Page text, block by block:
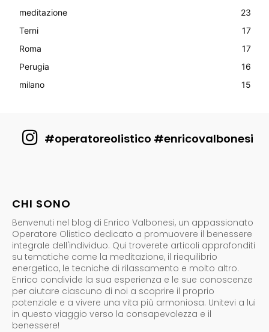
meditazione
23
Terni
17
Roma
17
Perugia
16
milano
15
#operatoreolistico #enricovalbonesi
CHI SONO
Benvenuti nel blog di Enrico Valbonesi, un appassionato
Operatore Olistico dedicato a promuovere il benessere
integrale dell'individuo. Qui troverete articoli approfonditi
su tematiche come la meditazione, il riequilibrio
energetico, le tecniche di rilassamento e molto altro.
Enrico condivide la sua esperienza e le sue conoscenze
per aiutare ciascuno di noi a scoprire il proprio
potenziale e a vivere una vita più armoniosa. Unitevi a lui
in questo viaggio verso la consapevolezza e il
benessere!